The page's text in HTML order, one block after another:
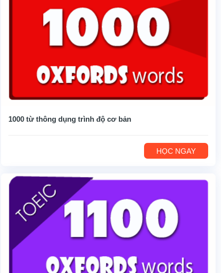
1000 từ thông dụng trình độ cơ bản
HỌC NGAY